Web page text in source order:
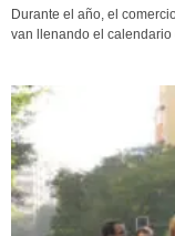
Durante el año, el
van llenando el calendario